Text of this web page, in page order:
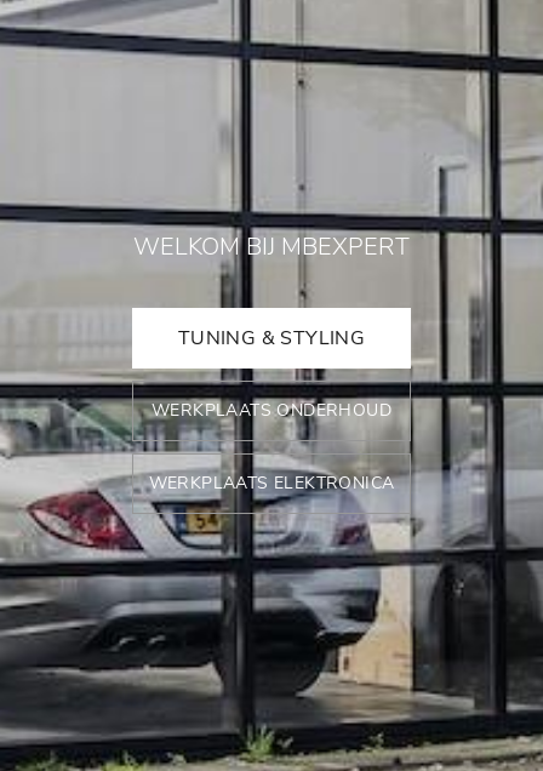
WELKOM BIJ MBEXPERT
TUNING & STYLING
WERKPLAATS ONDERHOUD
WERKPLAATS ELEKTRONICA